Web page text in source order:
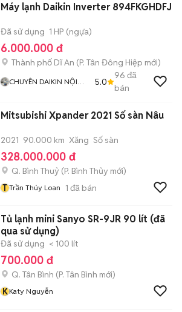
Máy lạnh Daikin Inverter 894FKGHDFJ
Đã sử dụng 1 HP (ngựa)
6.000.000 đ
Thành phố Dĩ An (P. Tân Đông Hiệp mới)
CHUYÊN DAIKIN NỘI
5.0
96 đã
bán
Mitsubishi Xpander 2021 Số sàn Nâu
2021 90.000 km Xăng Số sàn
328.000.000 đ
Q. Bình Thuỷ (P. Bình Thủy mới)
T Trần Thúy Loan 1 đã bán
Tủ lạnh mini Sanyo SR-9JR 90 lít (đã
qua sử dụng)
Đã sử dụng < 100 lít
700.000 đ
Q. Tân Bình (P. Tân Bình mới)
KKaty Nguyễn